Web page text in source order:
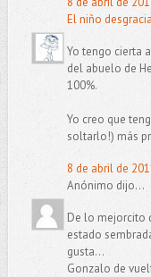
El niño
Yo tengo cierta
del abuelo de
100%.
Yo creo que
soltarlo!) más
8 de abril de
Anónimo dijo...
De lo mejorcito
estado
gusta...
Gonzalo de